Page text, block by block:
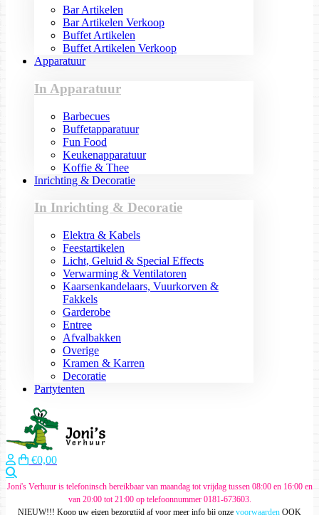
Bar Artikelen
Bar Artikelen Verkoop
Buffet Artikelen
Buffet Artikelen Verkoop
Apparatuur
In Apparatuur
Barbecues
Buffetapparatuur
Fun Food
Keukenapparatuur
Koffie & Thee
Inrichting & Decoratie
In Inrichting & Decoratie
Elektra & Kabels
Feestartikelen
Licht, Geluid & Special Effects
Verwarming & Ventilatoren
Kaarsenkandelaars, Vuurkorven &
Fakkels
Garderobe
Entree
Afvalbakken
Overige
Kramen & Karren
Decoratie
Partytenten
€0,00
Joni's Verhuur is telefoninsch bereikbaar van maandag tot vrijdag tussen 08:00 en 16:00 en
van 20:00 tot 21:00 op telefoonnummer 0181-673603.
NIEUW!!! Koop uw eigen bezorgtijd af voor meer info bij onze voorwaarden OOK